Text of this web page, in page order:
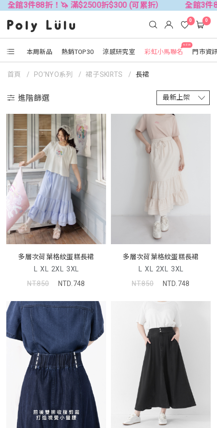
折！🦄 滿$2500折$300 (可累折） 全館3件88折！🦄
本周新品 熱銷TOP30 涼感研究室
NEW
彩虹小馬聯名 門市資
0 0
首頁 PO’NYO系列 裙子SKIRTS 長裙
進階篩選
多層次荷葉格紋蛋糕長裙
L XL 2XL 3XL
NT.850
NTD.748
多層次荷葉格紋蛋糕長裙
L XL 2XL 3XL
NT.850
NTD.748